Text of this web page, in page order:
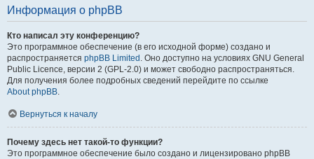
Информация о phpBB
Кто написал эту конференцию?
Это программное обеспечение (в его исходной форме) создано и
распространяется phpBB Limited . Оно доступно на условиях GNU General
Public Licence, версии 2 (GPL-2.0) и может свободно распространяться.
Для получения более подробных сведений перейдите по ссылке
About phpBB.
Вернуться к началу
Почему здесь нет такой-то функции?
Это программное обеспечение было создано и лицензировано phpBB